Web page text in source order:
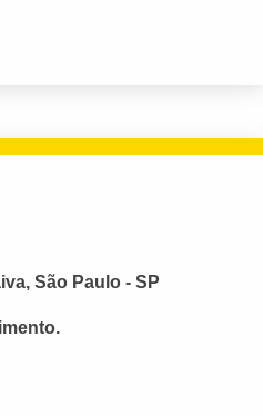
São Paulo - SP